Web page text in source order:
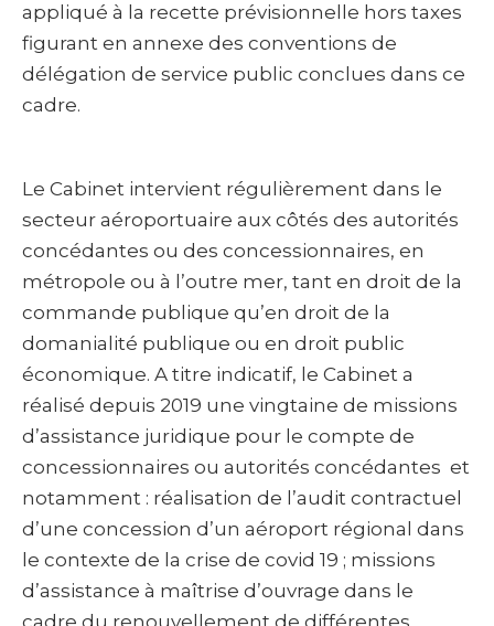
appliqué à la recette prévisionnelle hors taxes
figurant en annexe des conventions de
délégation de service public conclues dans ce
cadre.
Le Cabinet intervient régulièrement dans le
secteur aéroportuaire aux côtés des autorités
concédantes ou des concessionnaires, en
métropole ou à l’outre mer, tant en droit de la
commande publique qu’en droit de la
domanialité publique ou en droit public
économique. A titre indicatif, le Cabinet a
réalisé depuis 2019 une vingtaine de missions
d’assistance juridique pour le compte de
concessionnaires ou autorités concédantes et
notamment : réalisation de l’audit contractuel
d’une concession d’un aéroport régional dans
le contexte de la crise de covid 19 ; missions
d’assistance à maîtrise d’ouvrage dans le
cadre du renouvellement de différentes